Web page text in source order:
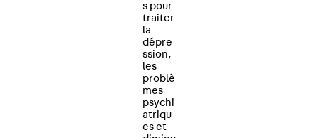
s pour
traiter
la
dépre
ssion,
les
problè
mes
psychi
atriqu
es et